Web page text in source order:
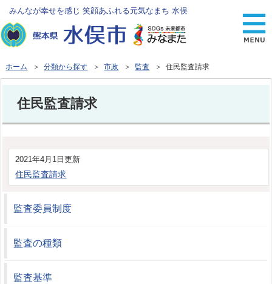
みんなが幸せを感じ 笑顔あふれる元気なまち 水俣
ホーム ＞分類から探す ＞市政 ＞ 監査 ＞ 住民監査請求
住民監査請求
2021年4月1日更新
住民監査請求
監査委員制度
監査の種類
監査基準